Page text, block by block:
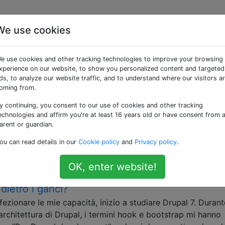
Drupal
di directory consigliate?
sito Drupal 7 e non riesco a trovare alcuna
di file e directory consigliate per la sicurezza
(sub anche le directory?), settings.php, .htaccessE
a conoscenza.
i ganci?
le mie capacità, inizio a studiare Drupal 7.
di Drupal, i termini hook e bootstrap mi hanno
use cookies
use cookies and other tracking technologies to improve your browsing
on our website, to show you personalized content and targeted
to analyze our website traffic, and to understand where our visitors
from.
continuing, you consent to our use of cookies and other tracking
and affirm you're at least 16 years old or have consent from a
or guardian.
can read details in our Cookie policy and Privacy policy.
OK, enter website!